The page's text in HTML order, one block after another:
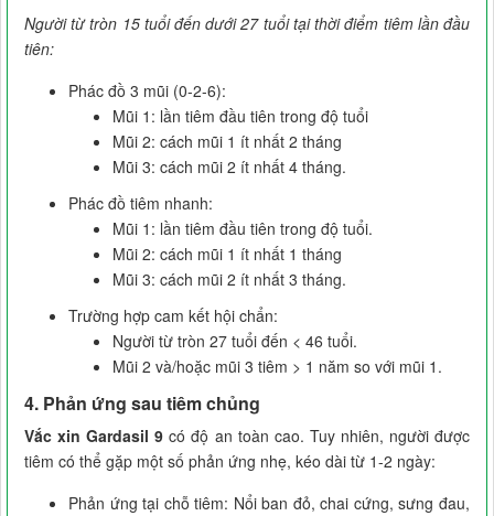
Người từ tròn 15 tuổi đến dưới 27 tuổi tại thời điểm tiêm lần đầu
tiên:
Phác đồ 3 mũi (0-2-6):
Mũi 1: lần tiêm đầu tiên trong độ tuổi
Mũi 2: cách mũi 1 ít nhất 2 tháng
Mũi 3: cách mũi 2 ít nhất 4 tháng.
Phác đồ tiêm nhanh:
Mũi 1: lần tiêm đầu tiên trong độ tuổi.
Mũi 2: cách mũi 1 ít nhất 1 tháng
Mũi 3: cách mũi 2 ít nhất 3 tháng.
Trường hợp cam kết hội chẩn:
Người từ tròn 27 tuổi đến < 46 tuổi.
Mũi 2 và/hoặc mũi 3 tiêm > 1 năm so với mũi 1.
4. Phản ứng sau tiêm chủng
Vắc xin Gardasil 9 có độ an toàn cao. Tuy nhiên, người được
tiêm có thể gặp một số phản ứng nhẹ, kéo dài từ 1-2 ngày:
Phản ứng tại chỗ tiêm: Nổi ban đỏ, chai cứng, sưng đau,